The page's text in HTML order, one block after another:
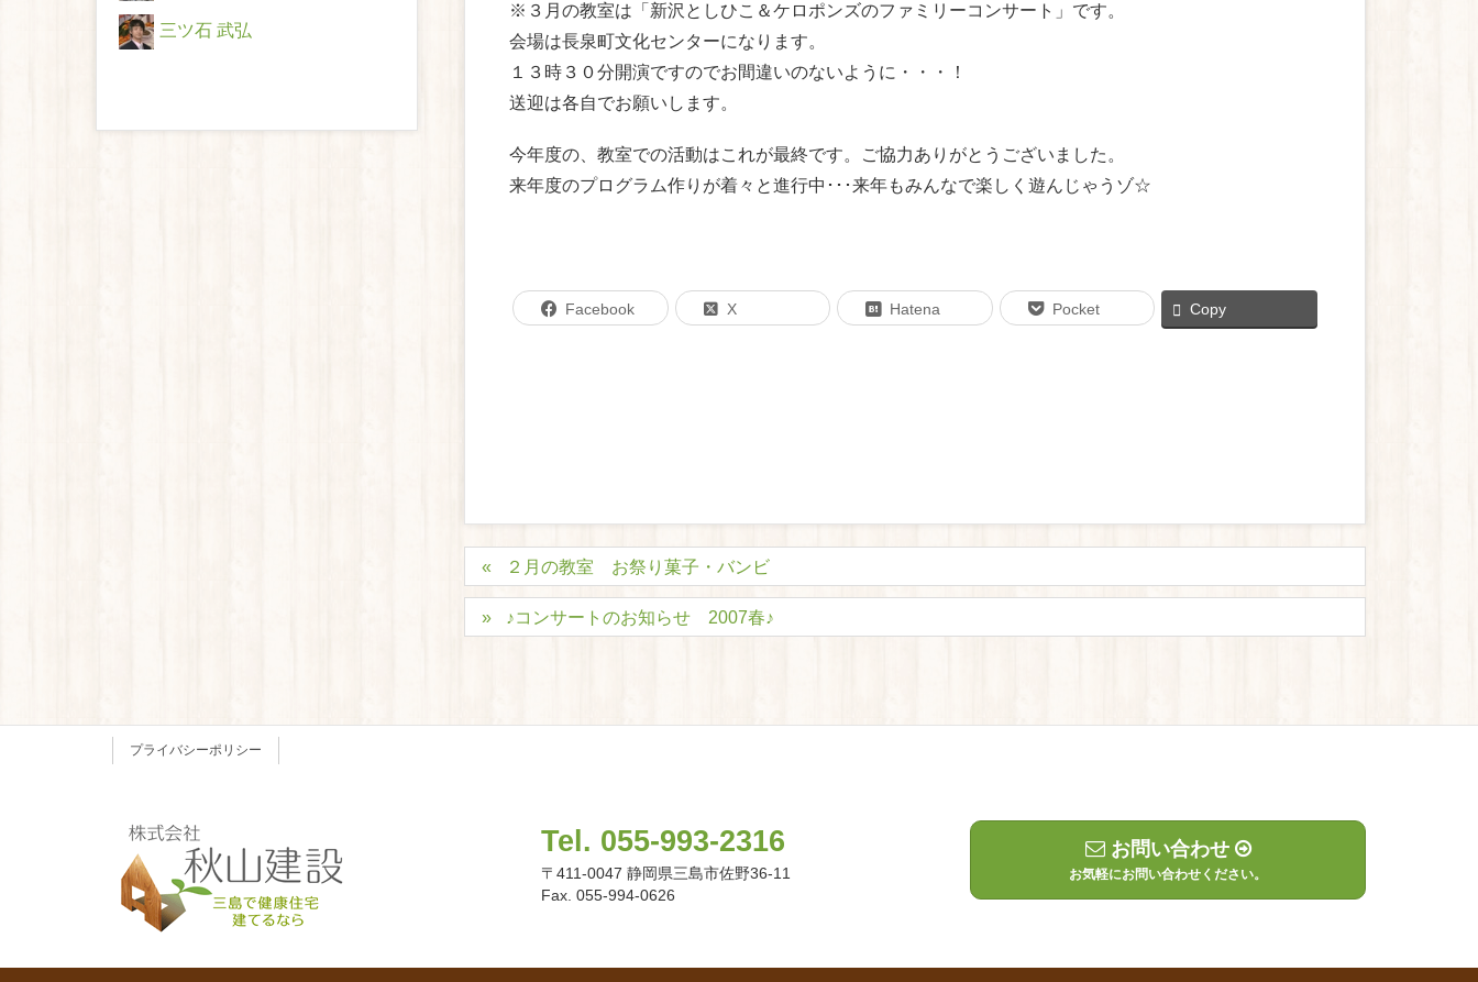
※３月の教室は「新沢としひこ＆ケロポンズのファミリーコンサート」です。
会場は長泉町文化センターになります。
１３時３０分開演ですのでお間違いのないように・・・！
送迎は各自でお願いします。
今年度の、教室での活動はこれが最終です。ご協力ありがとうございました。
来年度のプログラム作りが着々と進行中･･･来年もみんなで楽しく遊んじゃうゾ☆
Facebook X Hatena Pocket Copy
２月の教室 お祭り菓子・バンビ
♪コンサートのお知らせ 2007春♪
三ツ石 武弘
プライバシーポリシー
Tel. 055-993-2316
〒411-0047 静岡県三島市佐野36-11
Fax. 055-994-0626
お問い合わせ
お気軽にお問い合わせください。